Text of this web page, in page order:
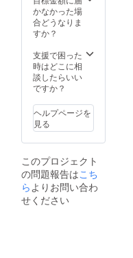
更にな
る場合
す。あ
らかじ
めご了
承くだ
※想定以
上に多
くのご
支援を
場合、
お届け
までさ
らにお
日にち
ラウド
ファン
ディン
後、お
申し込
み順に
発送い
す。 ※
発送は
ポスト
投函と
す。 ※
仕様、
デザイ
ン等、
一部変
かなかった場
合どうなりま
すか？
支援で困った
時はどこに相
談したらいい
ですか？
ヘルプページを
見る
このプロジェクト
の問題報告はこち
らよりお問い合わ
せください